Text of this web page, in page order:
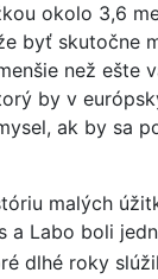
okolo 3,6
byť skutočne
než ešte
by v
ak by sa
malých
a Labo boli
dlhé roky